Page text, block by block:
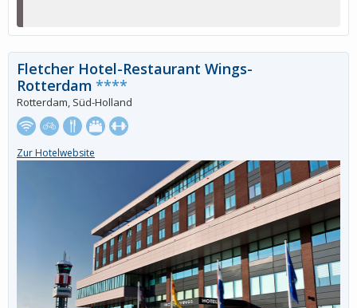
Fletcher Hotel-Restaurant Wings-
Rotterdam ****
Rotterdam, Süd-Holland
Zur Hotelwebsite